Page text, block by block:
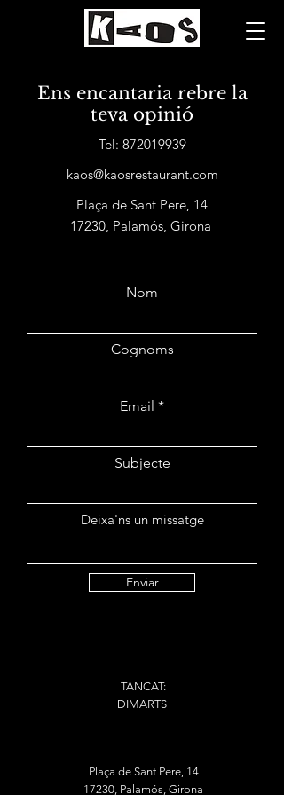
Ens encantaria rebre la
teva opinió
Tel: 872019939
kaos@kaosrestaurant.com
Plaça de Sant Pere, 14
17230, Palamós, Girona
Nom
Cognoms
Email
Subjecte
Deixa'ns un missatge
Enviar
TANCAT:
DIMARTS
Plaça de Sant Pere, 14
17230, Palamós, Girona